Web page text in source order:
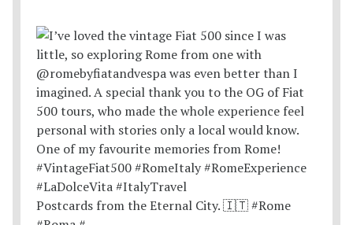
Postcards from the Eternal City. 🇮🇹 #Rome